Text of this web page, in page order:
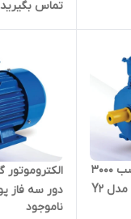
ترمینال بالا
تماس بگیرید
الکتروموتور گوانگجو 1 اسب 3000
دور سه فاز پوسته چدن مدل Y2
ترمینال بالا
ناموجود